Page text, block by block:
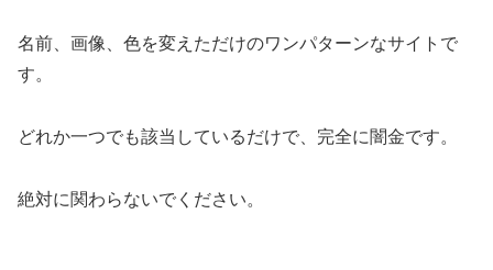
名前、画像、色を変えただけのワンパターンなサイトで
す。
どれか一つでも該当しているだけで、完全に闇金です。
絶対に関わらないでください。